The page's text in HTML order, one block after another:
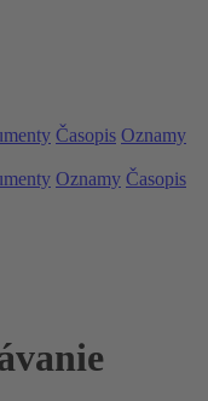
Časopis Oznamy
Oznamy Časopis